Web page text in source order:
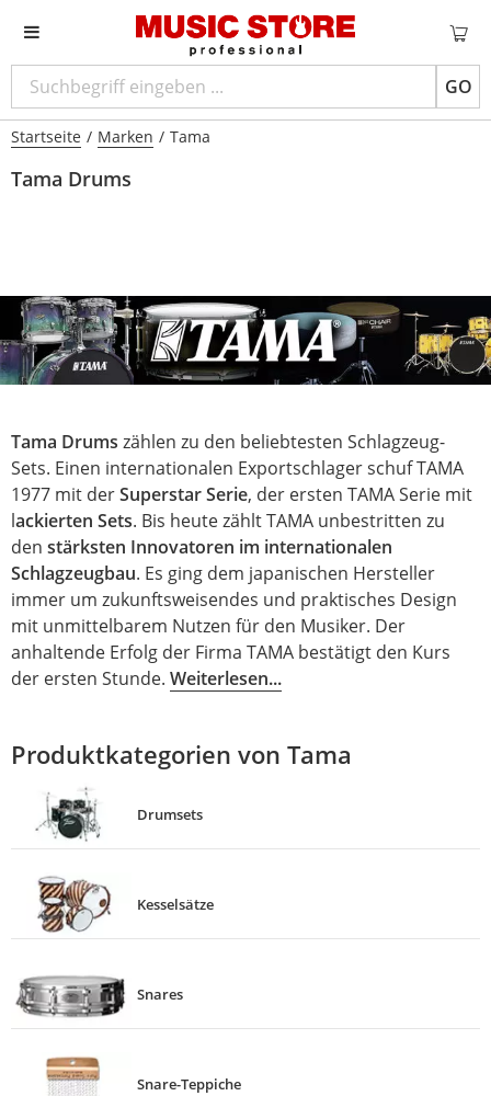
GO
Startseite / Marken / Tama
Tama Drums
Tama Drums zählen zu den beliebtesten Schlagzeug-
Sets. Einen internationalen Exportschlager schuf TAMA
1977 mit derSuperstar Serie, der ersten TAMA Serie mit
lackierten Sets. Bis heute zählt TAMA unbestritten zu
den stärksten Innovatoren im internationalen
Schlagzeugbau. Es ging dem japanischen Hersteller
immer um zukunftsweisendes und praktisches Design
mit unmittelbarem Nutzen für den Musiker. Der
anhaltende Erfolg der Firma TAMA bestätigt den Kurs
der ersten Stunde. Weiterlesen...
Produktkategorien von Tama
Drumsets
Kesselsätze
Snares
Snare-Teppiche